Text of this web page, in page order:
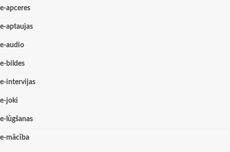
e-apceres
e-aptaujas
e-audio
e-bildes
e-intervijas
e-joki
e-lūgšanas
e-mācība